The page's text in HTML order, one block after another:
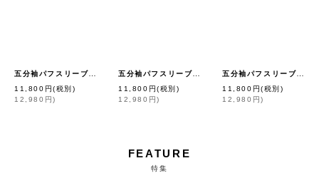
絞り込む
カットソー AVL14001 (BLANC) [quotidien]
11,800 円(税別)
12,980 円)
カットソー AVL14001 (NV)
11,800 円(税別)
12,980 円)
11,800 円(税別)
12,980 円)
FEATURE
特集